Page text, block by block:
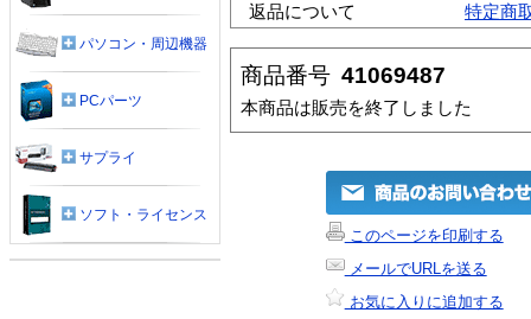
返品について
特定商
商品番号 41069487
本商品は販売を終了しました
このページを印刷する
メールでURLを送る
お気に入りに追加する
パソコン・周辺機器
PCパーツ
サプライ
ソフト・ライセンス